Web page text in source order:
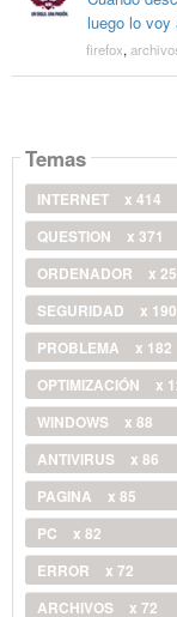
luego lo voy
firefox,
Temas
INTERNET
x 414
QUESTION
x 371
ORDENADOR
x
SEGURIDAD
x 190
PROBLEMA
x 182
OPTIMIZACIÓN
x
WINDOWS
x 88
ANTIVIRUS
x 86
PAGINA
x 85
PC
x 82
ERROR
x 72
ARCHIVOS
x 72